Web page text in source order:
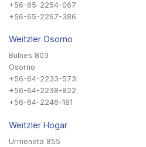
+56-65-2254-067
+56-65-2267-386
Weitzler Osorno
Bulnes 803
Osorno
+56-64-2233-573
+56-64-2238-822
+56-64-2246-181
Weitzler Hogar
Urmeneta 855